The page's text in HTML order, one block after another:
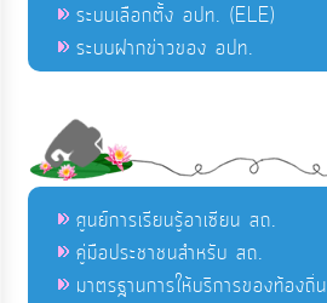
ระบบเลือกตั้ง อปท. (ELE)
ระบบฝากข่าวของ อปท.
ศูนย์การเรียนรู้อาเซียน สถ.
คู่มือประชาชนสำหรับ สถ.
มาตรฐานการให้บริการของท้องถิ่น